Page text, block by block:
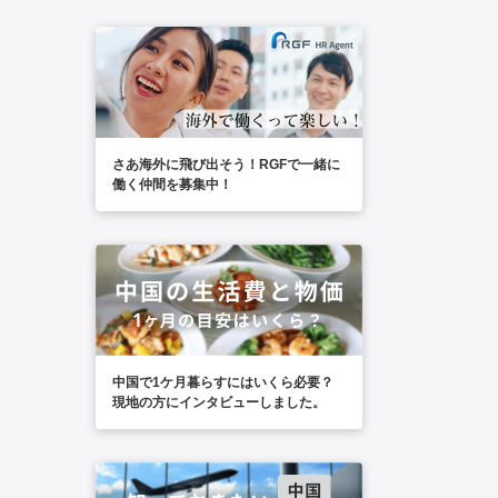
さあ海外に飛び出そう！RGFで一緒に
働く仲間を募集中！
中国で1ケ月暮らすにはいくら必要？
現地の方にインタビューしました。